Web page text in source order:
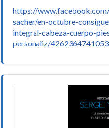
https://
sacher/en-octubre-
integral-cabeza-cuerpo-
personaliz/